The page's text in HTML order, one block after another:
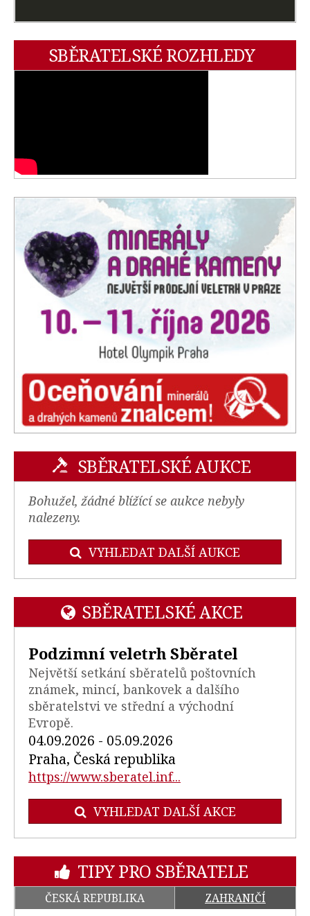
SBĚRATELSKÉ ROZHLEDY
SBĚRATELSKÉ AUKCE
Bohužel, žádné blížící se aukce nebyly
nalezeny.
VYHLEDAT DALŠÍ AUKCE
SBĚRATELSKÉ AKCE
Podzimní veletrh Sběratel
Největší setkání sběratelů poštovních
známek, mincí, bankovek a dalšího
sběratelstvi ve střední a východní
Evropě.
04.09.2026 - 05.09.2026
Praha, Česká republika
https://www.sberatel.inf...
VYHLEDAT DALŠÍ AKCE
TIPY PRO SBĚRATELE
ČESKÁ REPUBLIKA ZAHRANIČÍ